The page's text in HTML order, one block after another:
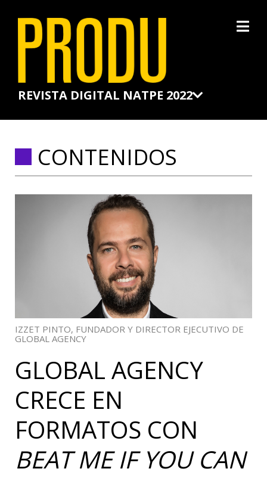
REVISTA DIGITAL NATPE 2022
×
CONTENIDOS
IZZET PINTO, FUNDADOR Y DIRECTOR EJECUTIVO DE
GLOBAL AGENCY
GLOBAL AGENCY
CRECE EN
FORMATOS CON
BEAT ME IF YOU CAN